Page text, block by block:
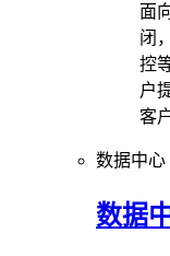
面
闭
控
户
客
数据中心
数据